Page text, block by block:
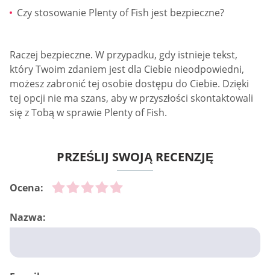
Czy stosowanie Plenty of Fish jest bezpieczne?
Raczej bezpieczne. W przypadku, gdy istnieje tekst,
który Twoim zdaniem jest dla Ciebie nieodpowiedni,
możesz zabronić tej osobie dostępu do Ciebie. Dzięki
tej opcji nie ma szans, aby w przyszłości skontaktowali
się z Tobą w sprawie Plenty of Fish.
PRZEŚLIJ SWOJĄ RECENZJĘ
Ocena:
Nazwa: